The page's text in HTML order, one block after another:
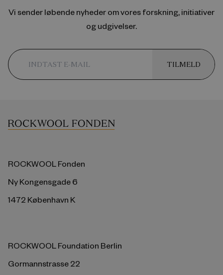
Vi sender løbende nyheder om vores forskning, initiativer
og udgivelser.
TILMELD
ROCKWOOL Fonden
Ny Kongensgade 6
1472 København K
ROCKWOOL Foundation Berlin
Gormannstrasse 22